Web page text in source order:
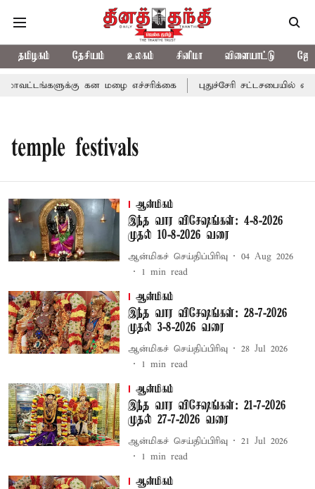
தமிழகம் தேசியம் உலகம் சினிமா விளையாட்டு
கன மழை எச்சரிக்கை புதுச்சேரி சட்டசபையில்
temple festivals
ஆன்மிகம்
இந்த வார விசேஷங்கள்: 4-8-2026
முதல் 10-8-2026 வரை
ஆன்மிகச் செய்திப்பிரிவு
04 Aug 2026
1 min read
ஆன்மிகம்
இந்த வார விசேஷங்கள்: 28-7-2026
முதல் 3-8-2026 வரை
ஆன்மிகச் செய்திப்பிரிவு
28 Jul 2026
1 min read
ஆன்மிகம்
இந்த வார விசேஷங்கள்: 21-7-2026
முதல் 27-7-2026 வரை
ஆன்மிகச் செய்திப்பிரிவு
21 Jul 2026
1 min read
ஆன்மிகம்